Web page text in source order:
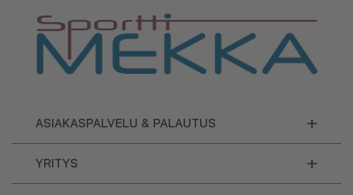
ASIAKASPALVELU & PALAUTUS +
YRITYS +